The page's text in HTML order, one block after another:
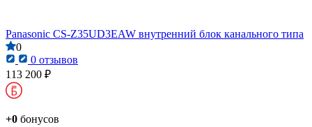
Panasonic CS-Z35UD3EAW внутренний блок канального типа
0
0 отзывов
113 200 ₽
+0 бонусов